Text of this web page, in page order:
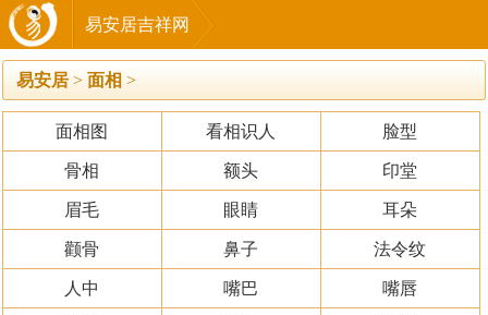
易安居吉祥网
易安居 > 面相 >
面相图 看相识人 脸型
骨相 额头 印堂
眉毛 眼睛 耳朵
颧骨 鼻子 法令纹
人中 嘴巴 嘴唇